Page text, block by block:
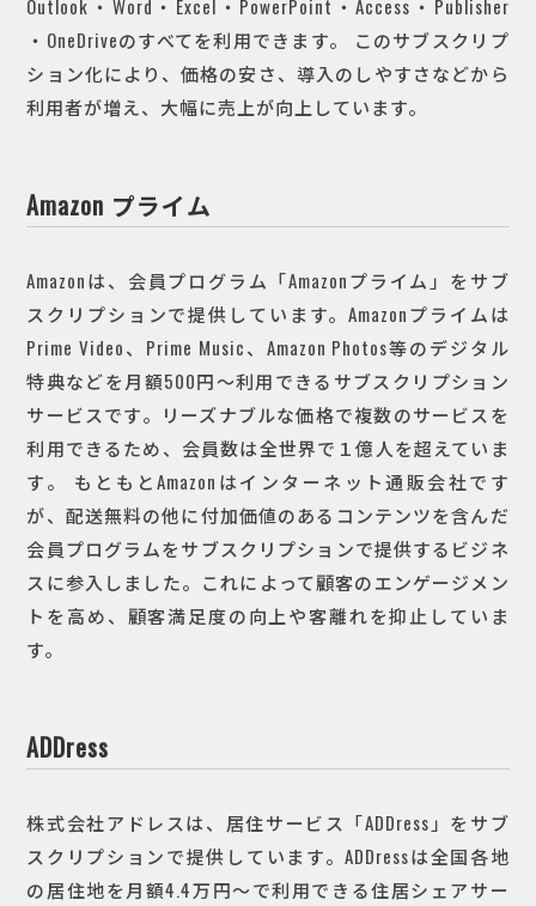
Outlook・Word・Excel・PowerPoint・Access・Publisher
・OneDriveのすべてを利用できます。
このサブスクリプ
ション化により、価格の安さ、導入のしやすさなどから
利用者が増え、大幅に売上が向上しています。
Amazon プライム
Amazonは、会員プログラム「Amazonプライム」をサブ
スクリプションで提供しています。Amazonプライムは
Prime Video、Prime Music、Amazon Photos等のデジタル
特典などを月額500円～利用できるサブスクリプション
サービスです。リーズナブルな価格で複数のサービスを
利用できるため、会員数は全世界で１億人を超えていま
す。
もともとAmazonはインターネット通販会社です
が、配送無料の他に付加価値のあるコンテンツを含んだ
会員プログラムをサブスクリプションで提供するビジネ
スに参入しました。これによって顧客のエンゲージメン
トを高め、顧客満足度の向上や客離れを抑止していま
す。
ADDress
株式会社アドレスは、居住サービス「ADDress」をサブ
スクリプションで提供しています。ADDressは全国各地
の居住地を月額4.4万円～で利用できる住居シェアサー